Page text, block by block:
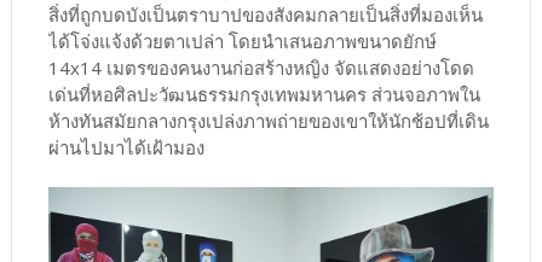
สิ่งที่ถูกบดบังเป็นตราบาปของสังคมกลายเป็นสิ่งที่มองเห็น
ได้โจ่งแจ้งด้วยตาเปล่า โดยนำเสนอภาพขนาดยักษ์
14x14 เมตรของคนงานก่อสร้างหญิง จัดแสดงอย่างโดด
เด่นที่หอศิลปะวัฒนธรรมกรุงเทพมหานคร ส่วนจอภาพใน
ห้างทันสมัยกลางกรุงเปล่งภาพถ่ายของเขาให้นักช้อปที่เดิน
ผ่านไปมาได้เฝ้ามอง